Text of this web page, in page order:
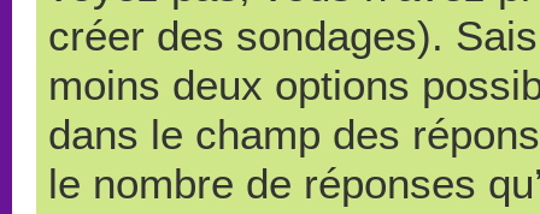
créer des sondages).
moins deux options
dans le champ des
le nombre de réponses